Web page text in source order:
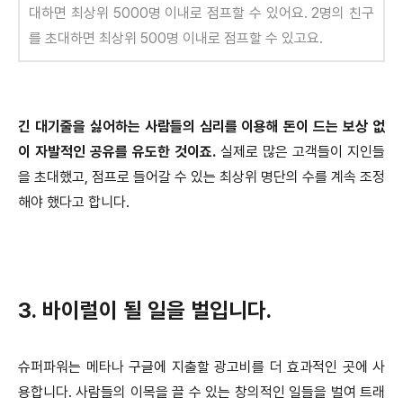
대하면 최상위 5000명 이내로 점프할 수 있어요. 2명의 친구
를 초대하면 최상위 500명 이내로 점프할 수 있고요.
긴 대기줄을 싫어하는 사람들의 심리를 이용해 돈이 드는 보상 없
이 자발적인 공유를 유도한 것이죠. 실제로 많은 고객들이 지인들
을 초대했고, 점프로 들어갈 수 있는 최상위 명단의 수를 계속 조정
해야 했다고 합니다.
3. 바이럴이 될 일을 벌입니다.
슈퍼파워는 메타나 구글에 지출할 광고비를 더 효과적인 곳에 사
용합니다. 사람들의 이목을 끌 수 있는 창의적인 일들을 벌여 트래